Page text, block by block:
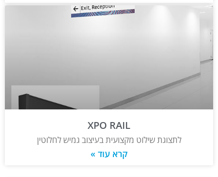
XPO RAIL
לתצוגת שילוט מקצועית בעיצוב גמיש לחלוטין
קרא עוד »